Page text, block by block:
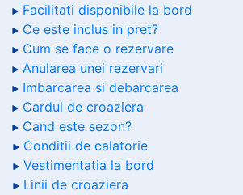
Facilitati disponibile la bord
Ce este inclus in pret?
Cum se face o rezervare
Anularea unei rezervari
Imbarcarea si debarcarea
Cardul de croaziera
Cand este sezon?
Conditii de calatorie
Vestimentatia la bord
Linii de croaziera